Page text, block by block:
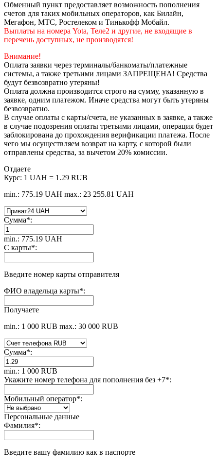
Обменный пункт предоставляет возможность пополнения
счетов для таких мобильных операторов, как Билайн,
Мегафон, МТС, Ростелеком и Тинькофф Мобайл.
Выплаты на номера Yota, Теле2 и другие, не входящие в
перечень доступных, не производятся!
Внимание!
Оплата заявки через терминалы/банкоматы/платежные
системы, а также третьими лицами ЗАПРЕЩЕНА! Средства
будут безвозвратно утеряны!
Оплата должна производится строго на сумму, указанную в
заявке, одним платежом. Иначе средства могут быть утеряны
безвозвратно.
В случае оплаты с карты/счета, не указанных в заявке, а также
в случае подозрения оплаты третьими лицами, операция будет
заблокирована до прохождения верификации платежа. После
чего мы осуществляем возврат на карту, с которой были
отправлены средства, за вычетом 20% комиссии.
Отдаете
Курс: 1 UAH = 1.29 RUB
min.: 775.19 UAH max.: 23 255.81 UAH
Сумма*:
min.: 775.19 UAH
С карты*:
Введите номер карты отправителя
ФИО владельца карты*:
Получаете
min.: 1 000 RUB max.: 30 000 RUB
Сумма*:
min.: 1 000 RUB
Укажите номер телефона для пополнения без +7*:
Мобильный оператор*:
Персональные данные
Фамилия*:
Введите вашу фамилию как в паспорте